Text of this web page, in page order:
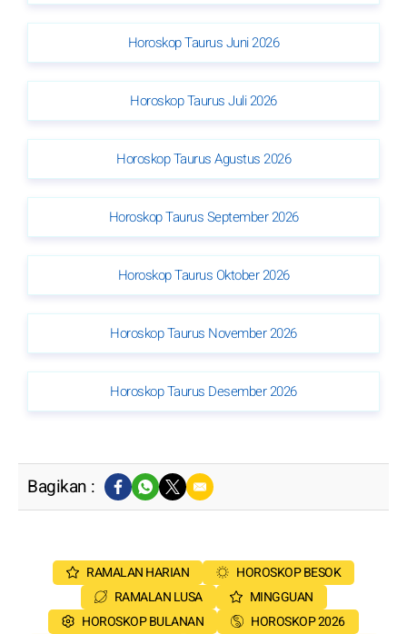
Horoskop Taurus Juni 2026
Horoskop Taurus Juli 2026
Horoskop Taurus Agustus 2026
Horoskop Taurus September 2026
Horoskop Taurus Oktober 2026
Horoskop Taurus November 2026
Horoskop Taurus Desember 2026
Bagikan :
RAMALAN HARIAN
HOROSKOP BESOK
RAMALAN LUSA
MINGGUAN
HOROSKOP BULANAN
HOROSKOP 2026